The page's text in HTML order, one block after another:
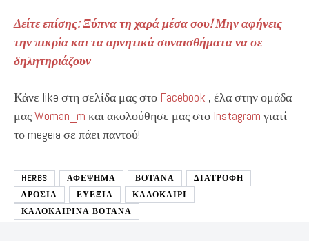
Δείτε επίσης: Ξύπνα τη χαρά μέσα σου! Μην αφήνεις
την πικρία και τα αρνητικά συναισθήματα να σε
δηλητηριάζουν
Κάνε like στη σελίδα μας στο Facebook , έλα στην ομάδα
μαςWoman_m και ακολούθησε μας στο Instagram γιατί
το megeia σε πάει παντού!
HERBS ΑΦΕΨΗΜΑ ΒΟΤΑΝΑ
ΔΙΑΤΡΟΦΉ
ΔΡΟΣΙΑ
ΕΥΕΞΙΑ
ΚΑΛΟΚΑΙΡΙ
ΚΑΛΟΚΑΙΡΙΝΑ ΒΟΤΑΝΑ